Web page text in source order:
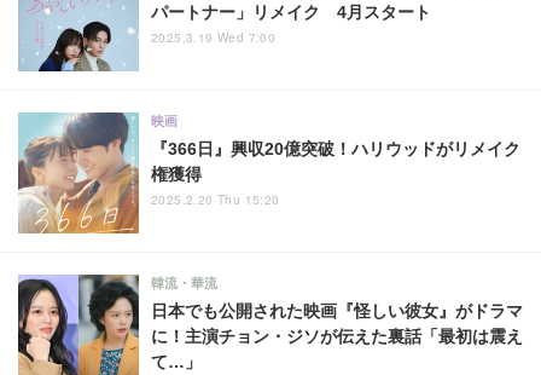
パートナー」リメイク 4月スタート
2025.3.19 Wed 7:00
『366日』興収20億突破！ハリウッドがリメイク
権獲得
映画
2025.2.20 Thu 15:20
日本でも公開された映画『怪しい彼女』がドラマ
に！主演チョン・ジソが伝えた裏話「最初は震え
て…」
韓流・華流